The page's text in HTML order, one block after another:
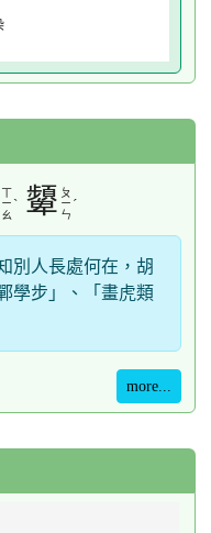
ㄒ
ㄧ
ㄠ
ˋ 顰 ㄆ
ㄧ
ㄣ
ˊ
別人長處何在，胡
學步」、「畫虎類
more...